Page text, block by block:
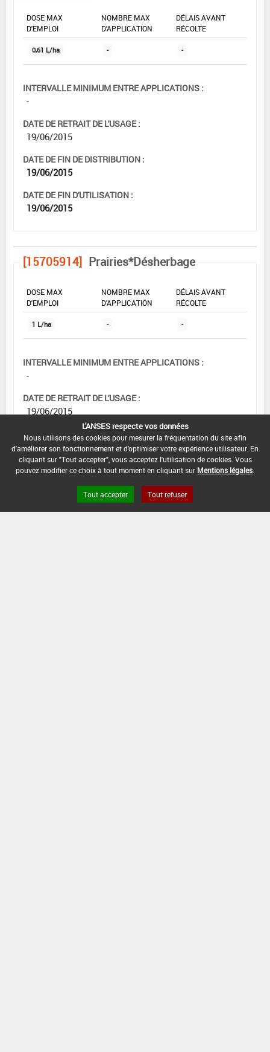
DOSE MAX
D'EMPLOI
NOMBRE MAX
D'APPLICATION
DÉLAIS AVANT
RÉCOLTE
0,61 L/ha - -
INTERVALLE MINIMUM ENTRE APPLICATIONS :
-
DATE DE RETRAIT DE L'USAGE :
19/06/2015
DATE DE FIN DE DISTRIBUTION :
19/06/2015
DATE DE FIN D'UTILISATION :
19/06/2015
[15705914] Prairies*Désherbage
DOSE MAX
D'EMPLOI
NOMBRE MAX
D'APPLICATION
DÉLAIS AVANT
RÉCOLTE
1 L/ha - -
INTERVALLE MINIMUM ENTRE APPLICATIONS :
-
DATE DE RETRAIT DE L'USAGE :
19/06/2015
DATE DE FIN DE DISTRIBUTION :
19/06/2015
DATE DE FIN D'UTILISATION :
L'ANSES respecte vos données
Nous utilisons des cookies pour mesurer la fréquentation du site afin
d'améliorer son fonctionnement et d'optimiser votre expérience utilisateur. En
cliquant sur "Tout accepter", vous acceptez l'utilisation de cookies. Vous
pouvez modifier ce choix à tout moment en cliquant sur Mentions légales
Tout accepter Tout refuser